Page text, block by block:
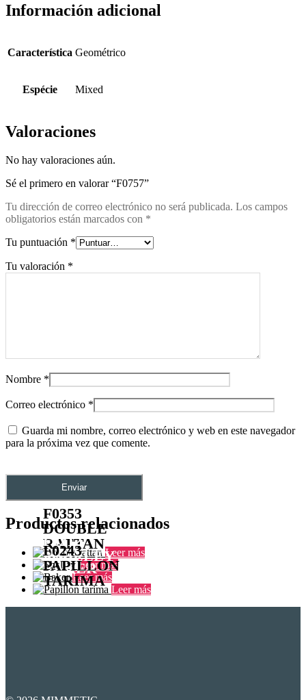
Información adicional
Característica Geométrico
Espécie Mixed
Valoraciones
No hay valoraciones aún.
Sé el primero en valorar “F0757”
Tu dirección de correo electrónico no será publicada. Los campos
obligatorios están marcados con *
Tu puntuación *
Tu valoración *
Nombre *
Correo electrónico *
Guarda mi nombre, correo electrónico y web en este navegador
para la próxima vez que comente.
Productos relacionados
F0353
DOUBLE
RATTAN
Leer más
F0212
SHELLEY
Leer más
F0013
BAKER
Leer más
F0243
PAPILLON
TARIMA
Leer más